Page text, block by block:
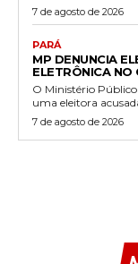
7 de agosto de 2026
PARÁ
MP DENUNCIA
ELETRÔNICA NO
O Ministério
uma eleitora
7 de agosto de 2026